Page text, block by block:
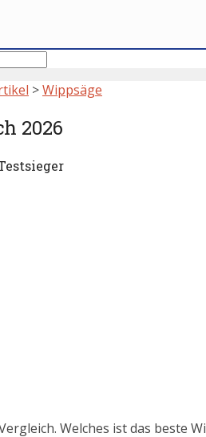
>Wippsäge
2026
Welches ist das beste